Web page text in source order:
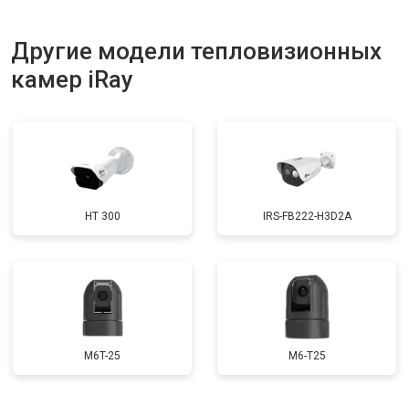
Другие модели тепловизионных
камер iRay
HT 300 IRS-FB222-H3D2A
M6T-25 M6-T25